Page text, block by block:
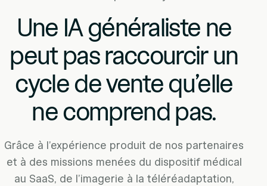
Une IA généraliste ne
peut pasraccourcir un
cycle de ventequ’elle
ne comprend pas.
Grâce à l’expérience produit de nos partenaires
et à des missions menées du dispositif médical
au SaaS, de l’imagerie à la téléréadaptation,